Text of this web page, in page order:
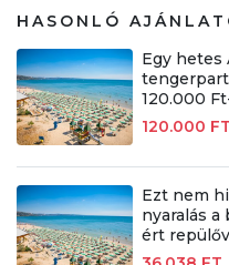
HASONLÓ
Egy hetes
120.000
120.000 FT
Ezt nem
nyaralás
ért